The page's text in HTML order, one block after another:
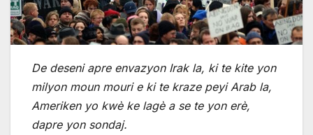
De deseni apre envazyon Irak la, ki te kite yon
milyon moun mouri e ki te kraze peyi Arab la,
Ameriken yo kwè ke lagè a se te yon erè,
dapre yon sondaj.